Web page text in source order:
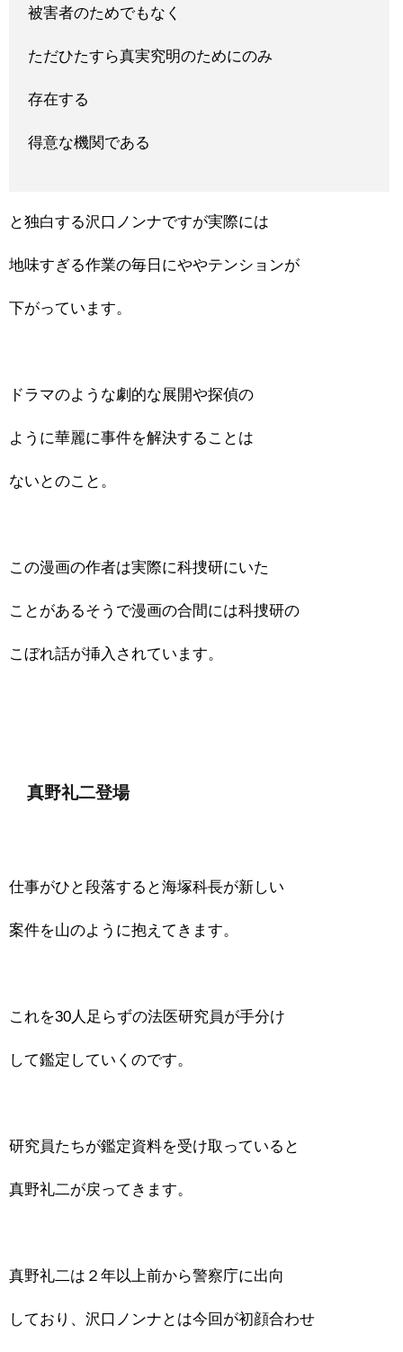
被害者のためでもなく
ただひたすら真実究明のためにのみ
存在する
得意な機関である
と独白する沢口ノンナですが実際には
地味すぎる作業の毎日にややテンションが
下がっています。
ドラマのような劇的な展開や探偵の
ように華麗に事件を解決することは
ないとのこと。
この漫画の作者は実際に科捜研にいた
ことがあるそうで漫画の合間には科捜研の
こぼれ話が挿入されています。
真野礼二登場
仕事がひと段落すると海塚科長が新しい
案件を山のように抱えてきます。
これを30人足らずの法医研究員が手分け
して鑑定していくのです。
研究員たちが鑑定資料を受け取っていると
真野礼二が戻ってきます。
真野礼二は２年以上前から警察庁に出向
しており、沢口ノンナとは今回が初顔合わせ